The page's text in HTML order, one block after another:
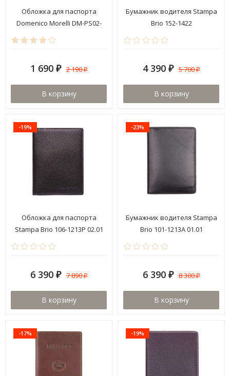
Обложка для паспорта
Domenico Morelli DM-PS02-
K01-S
1 690 ₽ 2 190₽
В корзину
Бумажник водителя Stampa
Brio 152-1422
4 390 ₽ 5 700₽
В корзину
-19%
Обложка для паспорта
Stampa Brio 106-1213P 02.01
6 390 ₽ 7 890₽
В корзину
-23%
Бумажник водителя Stampa
Brio 101-1213A 01.01
6 390 ₽ 8 300₽
В корзину
-17% -19%